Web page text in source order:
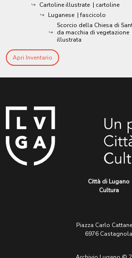
Cartoline illustrate | cartoline
Luganese | fascicolo
Scorcio della Chiesa di
da macchia di vegetazione
illustrata
Apri Inventario
Città di Lugano
Cultura
Piazza Carlo
6976 Castagnola